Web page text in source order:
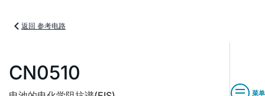
返回 参考电路
CN0510
菜单